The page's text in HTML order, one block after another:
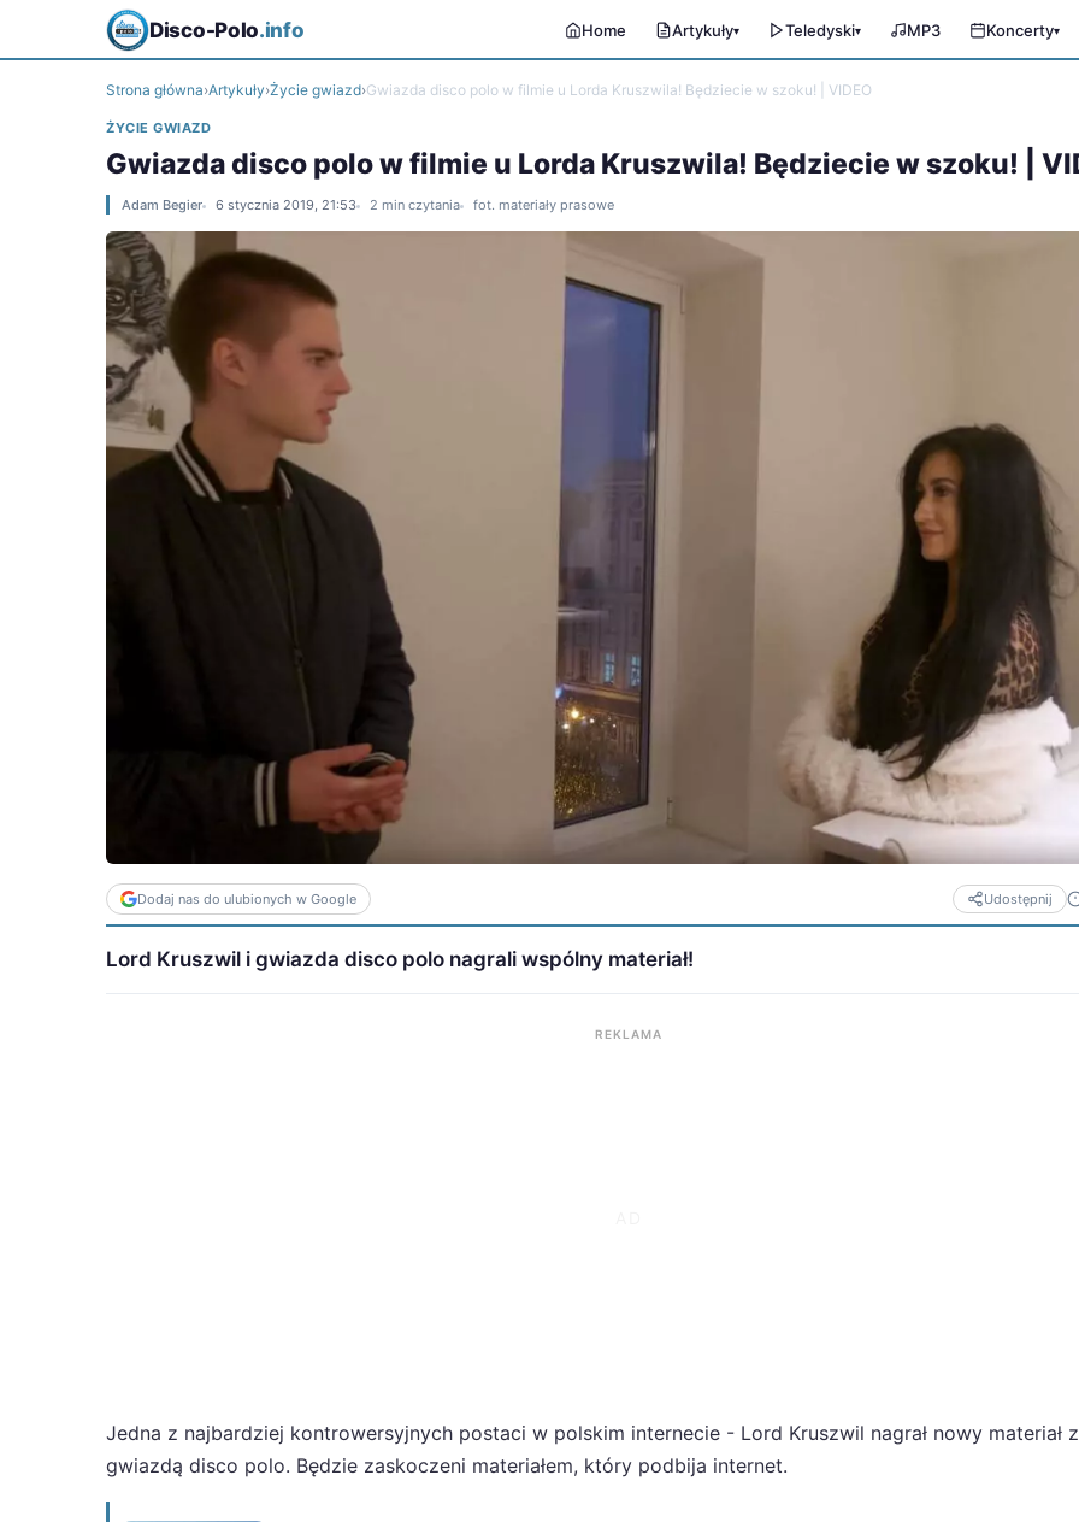
Disco-Polo.info Home Artykuły▾ Teledyski▾ MP3 Koncerty▾
Strona główna›Artykuły›Życie gwiazd›Gwiazda disco polo w filmie u Lorda Kruszwila! Będziecie w szoku! | VIDEO
ŻYCIE GWIAZD
Gwiazda disco polo w filmie u Lorda Kruszwila! Będziecie w szoku! |
Adam Begier 6 stycznia 2019, 21:53 2 min czytania fot. materiały prasowe
Dodaj nas do ulubionych w Google Udostępnij
Lord Kruszwil i gwiazda disco polo nagrali wspólny materiał!
REKLAMA
Jedna z najbardziej kontrowersyjnych postaci w polskim internecie - Lord Kruszwil nagrał nowy materiał z
gwiazdą disco polo. Będzie zaskoczeni materiałem, który podbija internet.